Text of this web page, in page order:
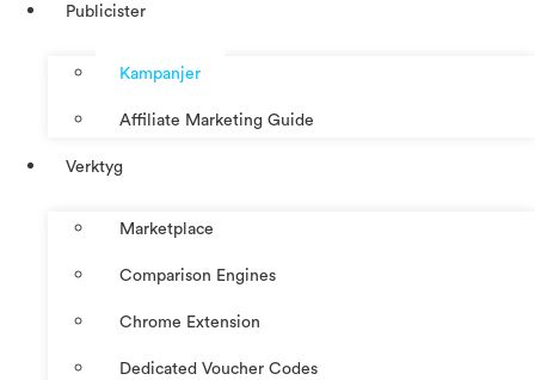
Publicister
Kampanjer
Affiliate Marketing Guide
Verktyg
Marketplace
Comparison Engines
Chrome Extension
Dedicated Voucher Codes